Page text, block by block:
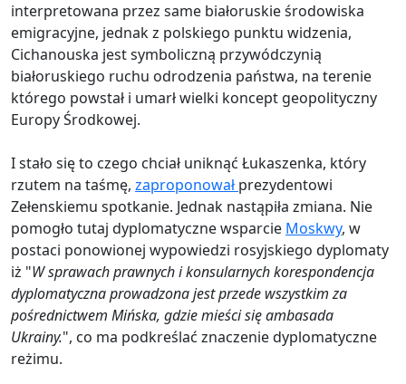
interpretowana przez same białoruskie środowiska
emigracyjne, jednak z polskiego punktu widzenia,
Cichanouska jest symboliczną przywódczynią
białoruskiego ruchu odrodzenia państwa, na terenie
którego powstał i umarł wielki koncept geopolityczny
Europy Środkowej.
I stało się to czego chciał uniknąć Łukaszenka, który
rzutem na taśmę, zaproponował prezydentowi
Zełenskiemu spotkanie. Jednak nastąpiła zmiana. Nie
pomogło tutaj dyplomatyczne wsparcie Moskwy, w
postaci ponowionej wypowiedzi rosyjskiego dyplomaty
iż "W sprawach prawnych i konsularnych korespondencja
dyplomatyczna prowadzona jest przede wszystkim za
pośrednictwem Mińska, gdzie mieści się ambasada
Ukrainy.", co ma podkreślać znaczenie dyplomatyczne
reżimu.